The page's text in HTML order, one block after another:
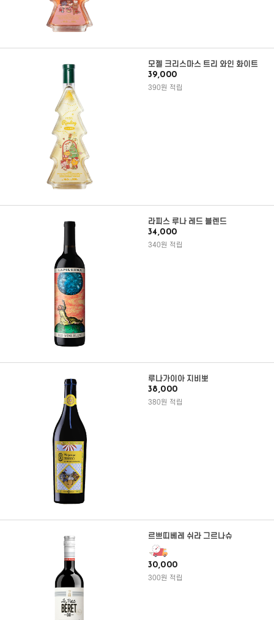
모젤 크리스마스 트리 와인 화이트
39,000
390원 적립
라피스 루나 레드 블렌드
34,000
340원 적립
루나가이아 지비뽀
38,000
380원 적립
르쁘띠베레 쉬라 그르나슈
30,000
300원 적립